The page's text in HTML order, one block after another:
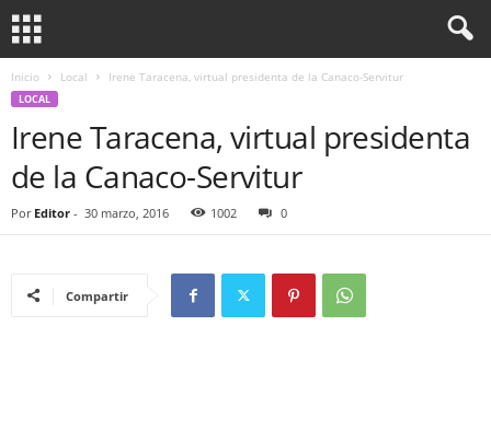
Inicio Local Irene Taracena, virtual presidenta de la Canaco-Servitur
LOCAL
Irene Taracena, virtual presidenta
de la Canaco-Servitur
Por Editor - 30 marzo, 2016 1002 0
Compartir